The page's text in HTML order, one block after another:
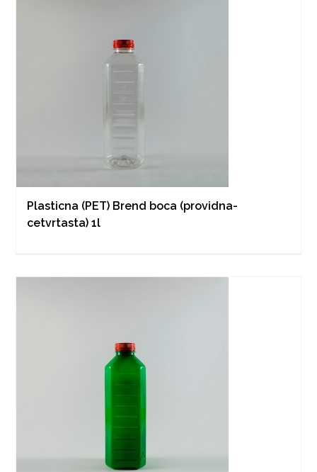
Plasticna (PET) Brend boca (providna-
cetvrtasta) 1l